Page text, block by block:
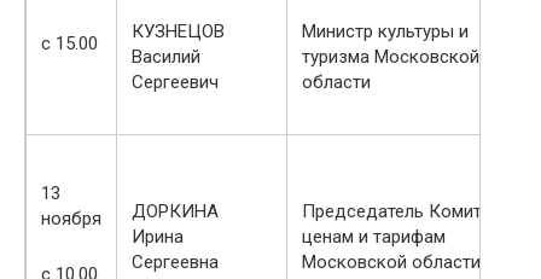
с 15.00
КУЗНЕЦОВ
Василий
Сергеевич
Министр культуры и
туризма Московской
области
13
ноября
с 10.00
ДОРКИНА
Ирина
Сергеевна
Председатель Комитета по
ценам и тарифам
Московской области